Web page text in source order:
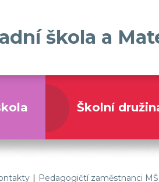
škola a
Školní
škola a Mateřská škola Tatenice
| Pedagogičtí zaměstnanci MŠ